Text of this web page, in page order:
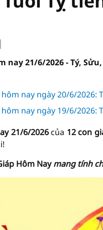
nay 21/6/2026 - Tý,
nay ngày 20/6/
nay ngày 19/6/2026:
21/6/2026của 12 con
Hôm Naymang tính